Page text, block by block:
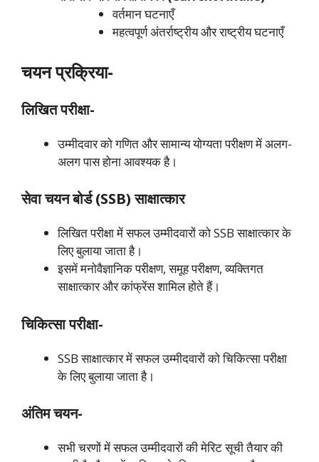
वर्तमान घटनाएँ
महत्वपूर्ण अंतर्राष्ट्रीय और राष्ट्रीय घटनाएँ
चयन प्रक्रिया-
लिखित परीक्षा-
उम्मीदवार को गणित और सामान्य योग्यता परीक्षण में अलग-
अलग पास होना आवश्यक है।
सेवा चयन बोर्ड (SSB) साक्षात्कार
लिखित परीक्षा में सफल उम्मीदवारों को SSB साक्षात्कार के
लिए बुलाया जाता है।
इसमें मनोवैज्ञानिक परीक्षण, समूह परीक्षण, व्यक्तिगत
साक्षात्कार और कांफ्रेंस शामिल होते हैं।
चिकित्सा परीक्षा-
SSB साक्षात्कार में सफल उम्मीदवारों को चिकित्सा परीक्षा
के लिए बुलाया जाता है।
अंतिम चयन-
सभी चरणों में सफल उम्मीदवारों की मेरिट सूची तैयार की